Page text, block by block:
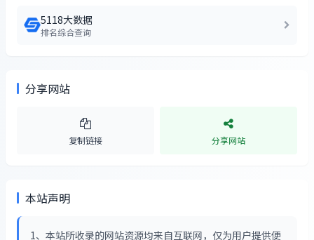
5118大数据
排名综合查询
分享网站
复制链接 分享网站
本站声明
1、本站所收录的网站资源均来自互联网，仅为用户提供便